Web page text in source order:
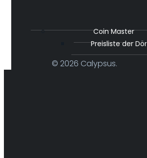
Coin Master
Preisliste der
© 2026 Calypsus.